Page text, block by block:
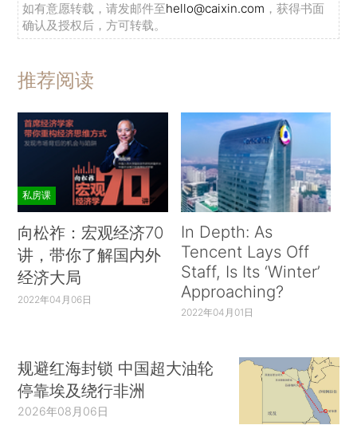
如有意愿转载，请发邮件至hello@caixin.com ，获得书面
确认及授权后，方可转载。
推荐阅读
私房课
向松祚：宏观经济70
讲，带你了解国内外
经济大局
2022年04月06日
In Depth: As
Tencent Lays Off
Staff, Is Its ‘Winter’
Approaching?
2022年04月01日
规避红海封锁 中国超大油轮
停靠埃及绕行非洲
2026年08月06日